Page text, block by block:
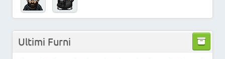
Ultimi Furni